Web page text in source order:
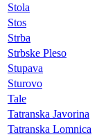
Stola
Stos
Strba
Strbske Pleso
Stupava
Sturovo
Tale
Tatranska Javorina
Tatranska Lomnica